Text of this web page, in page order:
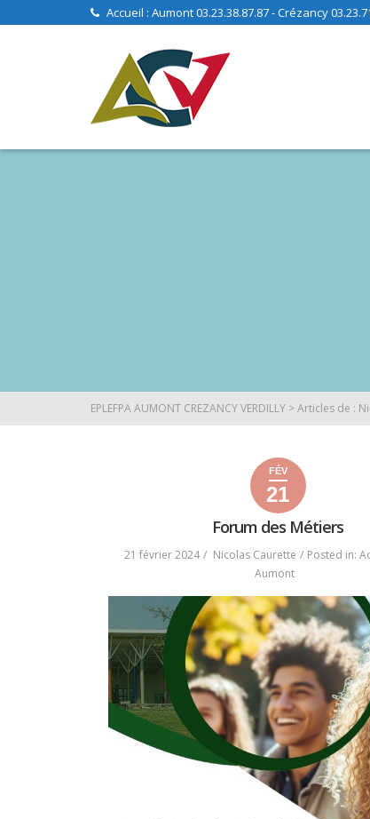
Accueil : Aumont 03.23.38.87.87 - Crézancy
EPLEFPA AUMONT CREZANCY VERDILLY >Articles de :
21
février
2024
22
février
2024
FÉV
21
2024
Forum des Métiers
21 février 2024 Nicolas Caurette Posted in:
Aumont